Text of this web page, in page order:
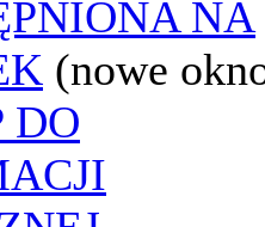
NA
(nowe
DO